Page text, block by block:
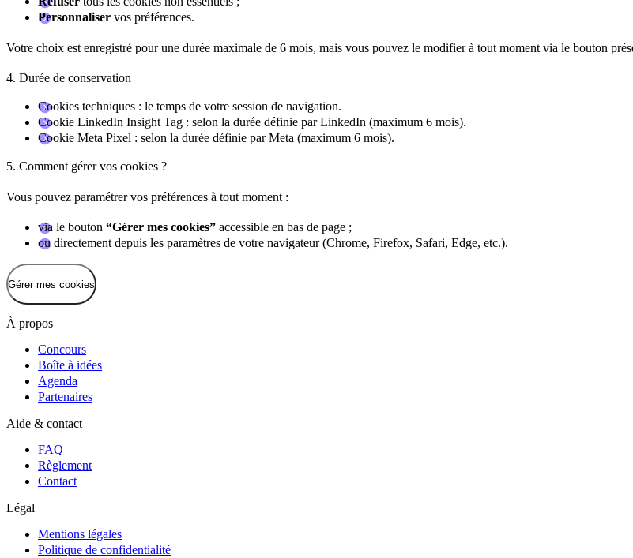
Personnaliser vos préférences.
Votre choix est enregistré pour une durée maximale de 6 mois, mais vous pouvez le modifier à tout moment via le bouton
4. Durée de conservation
Cookies techniques : le temps de votre session de navigation.
Cookie LinkedIn Insight Tag : selon la durée définie par LinkedIn (maximum 6 mois).
Cookie Meta Pixel : selon la durée définie par Meta (maximum 6 mois).
5. Comment gérer vos cookies ?
Vous pouvez paramétrer vos préférences à tout moment :
via le bouton “Gérer mes cookies” accessible en bas de page ;
ou directement depuis les paramètres de votre navigateur (Chrome, Firefox, Safari, Edge, etc.).
Gérer mes cookies
À propos
Concours
Boîte à idées
Agenda
Partenaires
Aide & contact
FAQ
Règlement
Contact
Légal
Mentions légales
Politique de confidentialité